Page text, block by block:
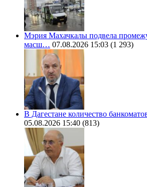
Мэрия Махачкалы подвела
масш… 07.08.2026 15:03 (1 293)
В Дагестане количество
05.08.2026 15:40 (813)